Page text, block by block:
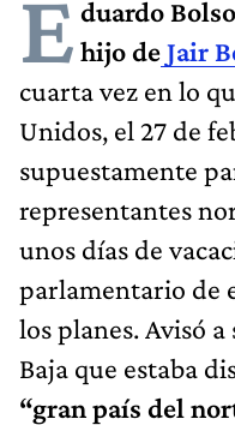
E duardo
hijo deJair
cuarta vez en lo
Unidos, el 27 de
supuestamente
representantes
unos días de
parlamentario de
los planes. Avisó
Baja que estaba
“gran país del